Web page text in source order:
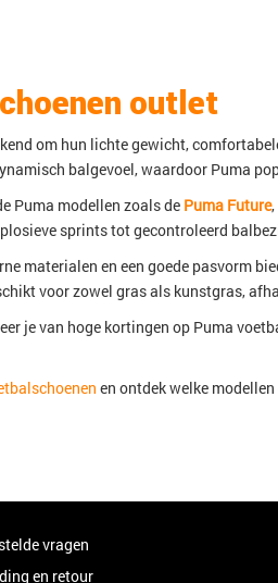
outlet
om hun lichte gewicht,
balgevoel, waardoor Puma
Puma modellen zoals de Puma Future,
sprints tot gecontroleerd
materialen en een goede pasvorm
voor zowel gras als kunstgras,
je van hoge kortingen op Puma
en ontdek welke
vragen
en retour